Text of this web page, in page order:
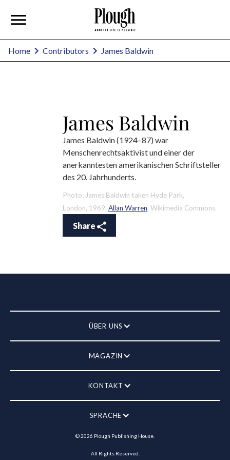
Home Contributors James Baldwin
James Baldwin
James Baldwin (1924–87) war
Menschenrechtsaktivist und einer der
anerkanntesten amerikanischen Schriftsteller
des 20. Jahrhunderts.
Photo: James Baldwin taken Hyde Park,
London, 1969. Allan Warren, Wikimedia Commons.
Share
ÜBER UNS
MAGAZIN
KONTAKT
SPRACHE
©2026 Plough Publishing House.
All Rights Reserved.